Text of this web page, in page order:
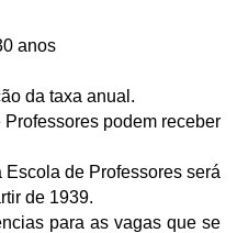
anos
da taxa anual.
podem receber
de Professores será
de 1939.
para as vagas que se